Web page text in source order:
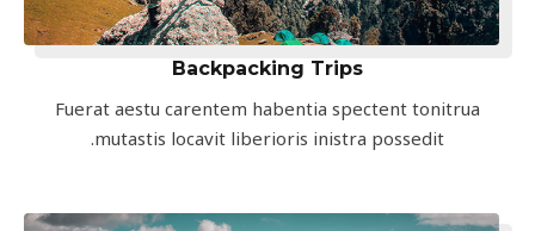
Backpacking Trips
Fuerat aestu carentem habentia spectent tonitrua
mutastis locavit liberioris inistra possedit.